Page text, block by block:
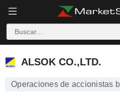
ALSOK CO.,LTD.
ALSOK CO.,LTD.
Operaciones de accionistas